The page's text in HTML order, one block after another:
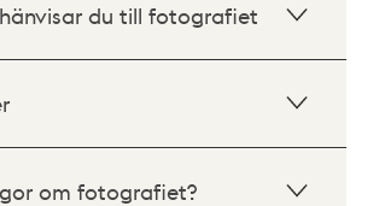
du till fotografiet
om fotografiet?